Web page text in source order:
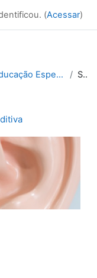
(Acessar)
Educação Especial em Deficiência Auditiva Sumário